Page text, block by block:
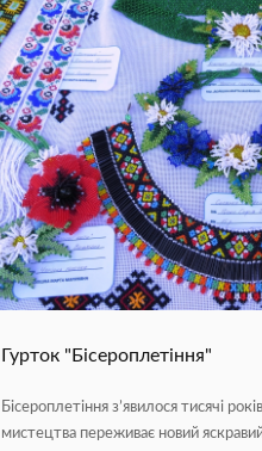
Гурток "Бісероплетіння"
Бісероплетіння з’явилося тисячі
мистецтва переживає новий